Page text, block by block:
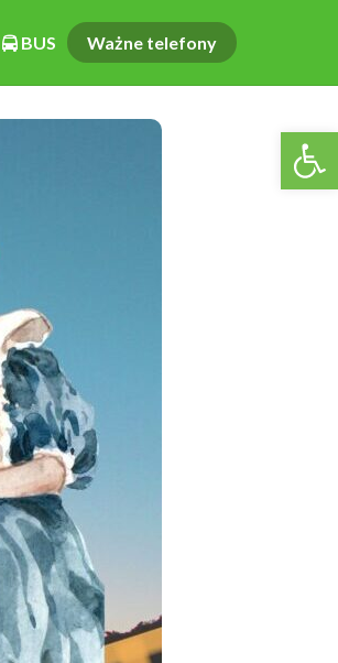
Otwórz pasek narzędzi
BUS Ważne telefony